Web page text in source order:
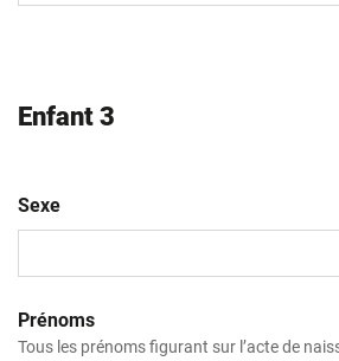
Enfant 3
Sexe
Prénoms
Tous les prénoms figurant sur l’acte de